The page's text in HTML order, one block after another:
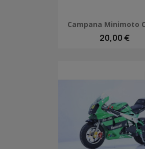
Campana Minimoto
20,00 €